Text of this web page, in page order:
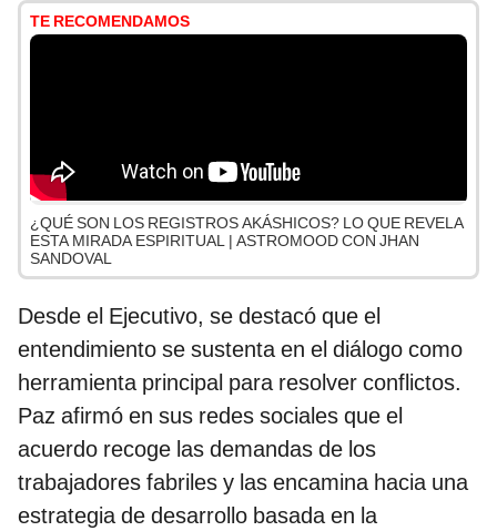
TE RECOMENDAMOS
¿QUÉ SON LOS REGISTROS AKÁSHICOS? LO QUE REVELA
ESTA MIRADA ESPIRITUAL | ASTROMOOD CON JHAN
SANDOVAL
Desde el Ejecutivo, se destacó que el
entendimiento se sustenta en el diálogo como
herramienta principal para resolver conflictos.
Paz afirmó en sus redes sociales que el
acuerdo recoge las demandas de los
trabajadores fabriles y las encamina hacia una
estrategia de desarrollo basada en la